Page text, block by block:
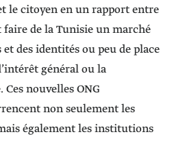
le citoyen en un rapport entre
de la Tunisie un marché
des identités ou peu de place
général ou la
nouvelles ONG
non seulement les
également les institutions